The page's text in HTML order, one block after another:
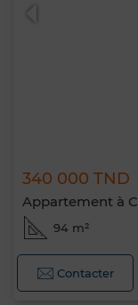
340 000 TND
Appartement à
94 m²
Contacter